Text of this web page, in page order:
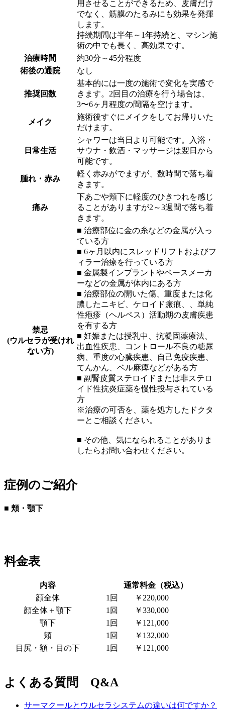
用させることができるため、皮膚だけ
でなく、筋膜のたるみにも効果を発揮
します。
持続期間は半年～1年持続と、マシン施
術の中でも長く、高効果です。
治療時間
約30分～45分程度
術後の通院
なし
推奨回数
基本的には一度の施術で変化を実感で
きます。2回目の治療を行う場合は、
3〜6ヶ月程度の間隔を空けます。
メイク
施術後すぐにメイクをしてお帰りいた
だけます。
日常生活
シャワーは当日より可能です。入浴・
サウナ・飲酒・マッサージは翌日から
可能です。
腫れ・赤み
軽く赤みがでますが、数時間で落ち着
きます。
痛み
下あごや頬下に軽度のひきつれを感じ
ることがありますが2～3週間で落ち着
きます。
禁忌
(ウルセラが受けれ
ない方)
■ 治療部位に金の糸などの金属が入っ
ている方
■ 6ヶ月以内にスレッドリフトおよびフ
ィラー治療を行っている方
■ 金属製インプラントやペースメーカ
ーなどの金属が体内にある方
■ 治療部位の開いた傷、重度または化
膿したニキビ、ケロイド瘢痕、、単純
性疱疹（ヘルペス）活動期の皮膚疾患
を有する方
■ 妊娠または授乳中、抗凝固薬療法、
出血性疾患、コントロール不良の糖尿
病、重度の心臓疾患、自己免疫疾患、
てんかん、ベル麻痺などがある方
■ 副腎皮質ステロイドまたは非ステロ
イド性抗炎症薬を慢性投与されている
方
※治療の可否を、薬を処方したドクタ
ーとご相談ください。
■ その他、気になられることがありま
したらお問い合わせください。
症例のご紹介
■ 頬・顎下
料金表
内容
通常料金（税込）
顔全体
1回
￥220,000
顔全体＋顎下
1回
￥330,000
顎下
1回
￥121,000
頬
1回
￥132,000
目尻・額・目の下
1回 ￥121,000
よくある質問 Q&A
サーマクールとウルセラシステムの違いは何ですか？